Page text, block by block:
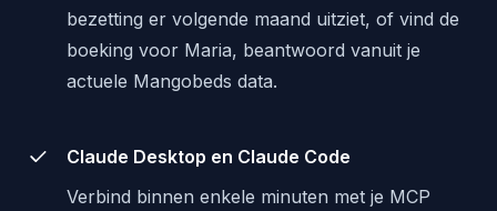
bezetting er volgende maand uitziet, of vind de
boeking voor Maria, beantwoord vanuit je
actuele Mangobeds data.
Claude Desktop en Claude Code
Verbind binnen enkele minuten met je MCP